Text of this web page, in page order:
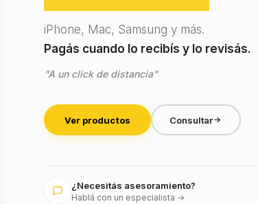
iPhone, Mac, Samsung y más.
Pagás cuando lo recibís y lo revisás.
"A un click de distancia"
Ver productos Consultar
¿Necesitás asesoramiento?
Hablá con un especialista →